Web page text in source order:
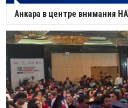
Анкара в центре внимания